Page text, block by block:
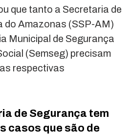
que tanto a Secretaria de
do Amazonas (SSP-AM)
Municipal de Segurança
(Semseg) precisam
respectivas
de Segurança tem
casos que são de